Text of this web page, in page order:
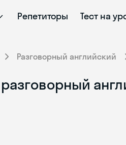
Репетиторы Тест на
Разговорный английский